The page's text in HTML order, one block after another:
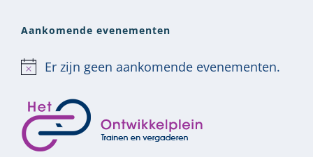
Aankomende evenementen
Bericht
Er zijn geen aankomende evenementen.